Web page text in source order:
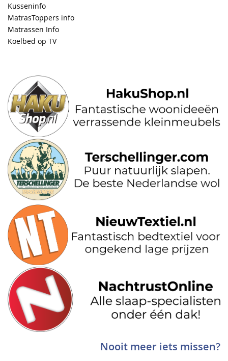
Kusseninfo
MatrasToppers info
Matrassen Info
Koelbed op TV
Nooit meer iets missen?